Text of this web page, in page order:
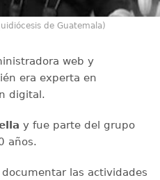
de Guatemala)
web y
era experta en
digital.
y fue parte del grupo
años.
las actividades